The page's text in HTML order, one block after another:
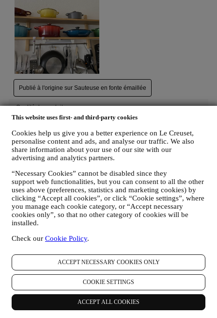
This website uses first- and third-party cookies
Cookies help us give you a better experience on Le Creuset,
personalise content and ads, and analyse our traffic. We also
share information about your use of our site with our
advertising and analytics partners.
“Necessary Cookies” cannot be disabled since they
support web functionalities, but you can consent to all the other
uses above (preferences, statistics and marketing cookies) by
clicking “Accept all cookies”, or click “Cookie settings”, where
you manage each cookie category, or “Accept necessary
cookies only”, so that no other category of cookies will be
installed.
Check our Cookie Policy.
ACCEPT NECESSARY COOKIES ONLY
COOKIE SETTINGS
ACCEPT ALL COOKIES